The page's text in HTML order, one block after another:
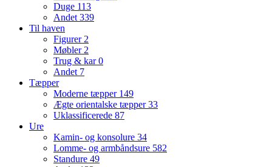
Duge 113
Andet339
Til haven
Figurer2
Møbler2
Trug & kar0
Andet 7
Tæpper
Moderne tæpper 149
Ægte orientalske tæpper33
Uklassificerede 87
Ure
Kamin- og konsolure 34
Lomme- og armbåndsure 582
Standure 49